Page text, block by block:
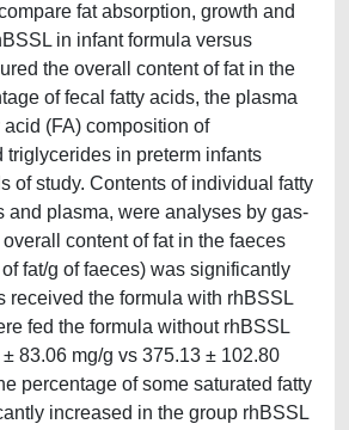
fat absorption, growth and
in infant formula versus
the overall content of fat in the
of fecal fatty acids, the plasma
acid (FA) composition of
triglycerides in preterm infants
of study. Contents of individual fatty
and plasma, were analyses by gas-
content of fat in the faeces
fat/g of faeces) was significantly
received the formula with rhBSSL
fed the formula without rhBSSL
83.06 mg/g vs 375.13 ± 102.80
percentage of some saturated fatty
increased in the group rhBSSL